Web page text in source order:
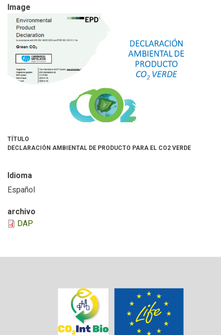
Image
TÍTULO
DECLARACIÓN AMBIENTAL DE PRODUCTO PARA EL CO2 VERDE
Idioma
Español
archivo
DAP